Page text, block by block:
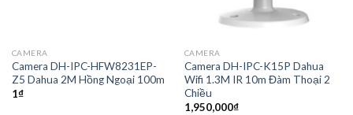
CAMERA
Camera DH-IPC-HFW8231EP-
Z5 Dahua 2M Hồng Ngoại 100m
1₫
CAMERA
Camera DH-IPC-K15P Dahua
Wifi 1.3M IR 10m Đàm Thoại 2
Chiều
1,950,000₫